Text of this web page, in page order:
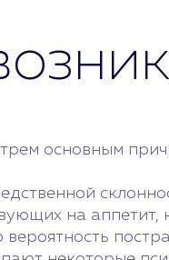
основным
на аппетит,